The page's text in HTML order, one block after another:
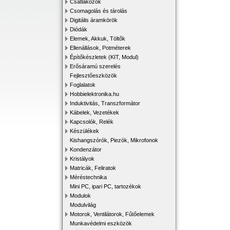
Csatlakozók
Csomagolás és tárolás
Digitális áramkörök
Diódák
Elemek, Akkuk, Töltők
Ellenállások, Potméterek
Építőkészletek (KIT, Modul)
Erősáramú szerelés
Fejlesztőeszközök
Foglalatok
Hobbielektronika.hu
Induktivitás, Transzformátor
Kábelek, Vezetékek
Kapcsolók, Relék
Készülékek
Kishangszórók, Piezók, Mikrofonok
Kondenzátor
Kristályok
Matricák, Feliratok
Méréstechnika
Mini PC, ipari PC, tartozékok
Modulok
Modulvilág
Motorok, Ventilátorok, Fűtőelemek
Munkavédelmi eszközök